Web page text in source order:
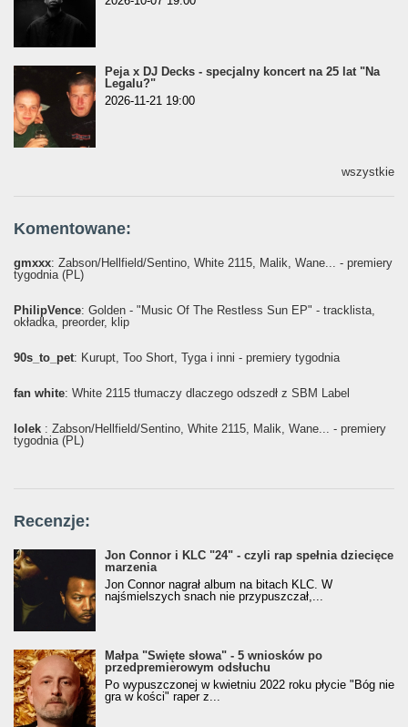
Peja x DJ Decks - specjalny koncert na 25 lat "Na
Legalu?"
2026-11-21 19:00
wszystkie
Komentowane:
gmxxx: Żabson/Hellfield/Sentino, White 2115, Malik, Wane... - premiery
tygodnia (PL)
PhilipVence: Golden - "Music Of The Restless Sun EP" - tracklista,
okładka, preorder, klip
90s_to_pet: Kurupt, Too Short, Tyga i inni - premiery tygodnia
fan white: White 2115 tłumaczy dlaczego odszedł z SBM Label
lolek : Żabson/Hellfield/Sentino, White 2115, Malik, Wane... - premiery
tygodnia (PL)
Recenzje:
Jon Connor i KLC "24" - czyli rap spełnia dziecięce
marzenia
Jon Connor nagrał album na bitach KLC. W
najśmielszych snach nie przypuszczał,...
Małpa "Święte słowa" - 5 wniosków po
przedpremierowym odsłuchu
Po wypuszczonej w kwietniu 2022 roku płycie "Bóg nie
gra w kości" raper z...